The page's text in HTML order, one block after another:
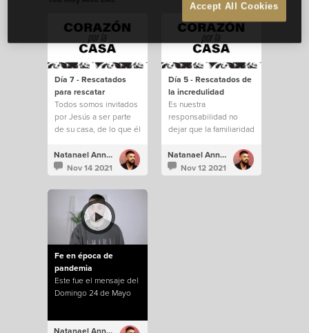
Día 7 - Rescatados
para rescatar
Todos somos invitados
por Jesús a ser parte
de su casa, de lo que él
Natanael Annacondia
Nov 14 2021
Día 5 - Rescatados de
la incredulidad
Es nuestra
responsabilidad no
dejar que la familiaridad
saquen de todo lo que
Dios tiene para
nosotros.
Natanael Annacondia
Nov 12 2021
Fe en época de
pandemia
Este fue el mensaje del
Domingo 24 de Mayo
Accept All Cookies